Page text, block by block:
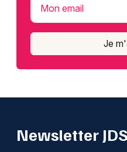
Mon email
Je
Newsletter JDS